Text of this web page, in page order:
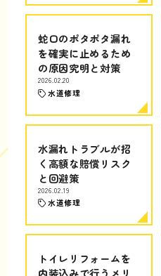
蛇口のポタポタ漏れ
を確実に止めるため
の原因究明と対策
2026.02.20
水道修理
水漏れトラブルが招
く高額な賠償リスク
と回避策
2026.02.19
水道修理
トイレリフォームを
内装込みで行うメリ